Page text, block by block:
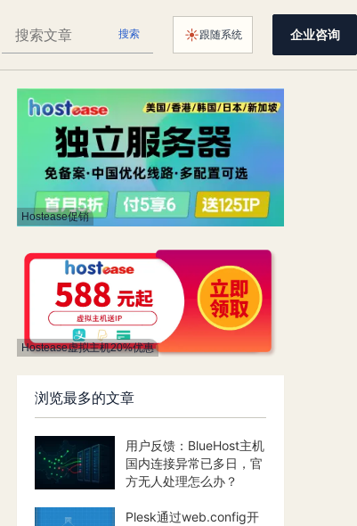
颜色主题：
☀跟随系统
索
HostingWiki
搜索 企业咨询
Hostease促销
Hostease虚拟主机20%优惠
浏览最多的文章
用户反馈：BlueHost主机
国内连接异常已多日，官
方无人处理怎么办？
Plesk通过web.config开